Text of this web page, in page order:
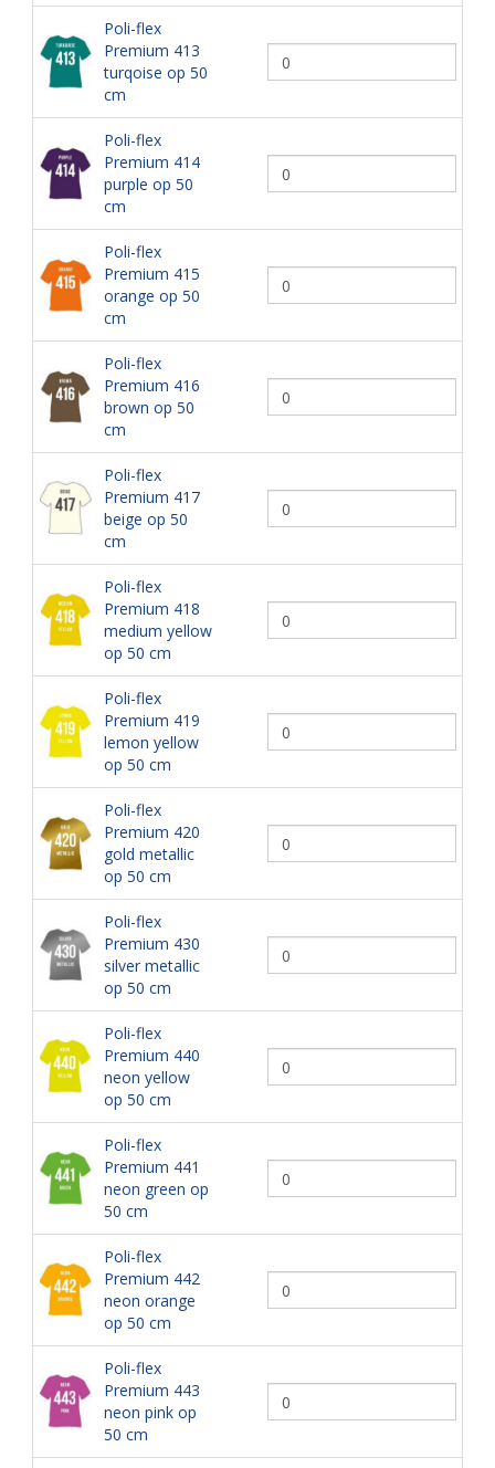
Poli-flex
Premium 413
turqoise op 50
cm
Poli-flex
Premium 414
purple op 50
cm
Poli-flex
Premium 415
orange op 50
cm
Poli-flex
Premium 416
brown op 50
cm
Poli-flex
Premium 417
beige op 50
cm
Poli-flex
Premium 418
medium yellow
op 50 cm
Poli-flex
Premium 419
lemon yellow
op 50 cm
Poli-flex
Premium 420
gold metallic
op 50 cm
Poli-flex
Premium 430
silver metallic
op 50 cm
Poli-flex
Premium 440
neon yellow
op 50 cm
Poli-flex
Premium 441
neon green op
50 cm
Poli-flex
Premium 442
neon orange
op 50 cm
Poli-flex
Premium 443
neon pink op
50 cm